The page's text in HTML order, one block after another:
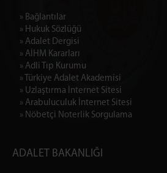
» Bağlantılar
» Hukuk Sözlüğü
» Adalet Dergisi
» AİHM Kararları
» Adli Tıp Kurumu
» Türkiye Adalet Akademisi
» Uzlaştırma İnternet Sitesi
» Arabuluculuk İnternet Sitesi
» Nöbetçi Noterlik Sorgulama
ADALET BAKANLIĞI